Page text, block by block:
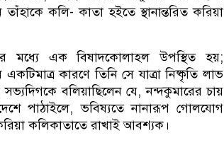
কলি- কাতা হইতে স্থানান্তরিত করিয়া
মধ্যে এক বিষাদকোলাহল উপস্থিত হয়;
কারণে তিনি সে যাত্রা নিষ্কৃতি লাভ
বলিয়াছিলেন যে, নন্দকুমারের চায়
পাঠাইলে, ভবিষ্যতে নানারূপ গোলযোগ
কলিকাতাতে রাখাই আবশ্যক।